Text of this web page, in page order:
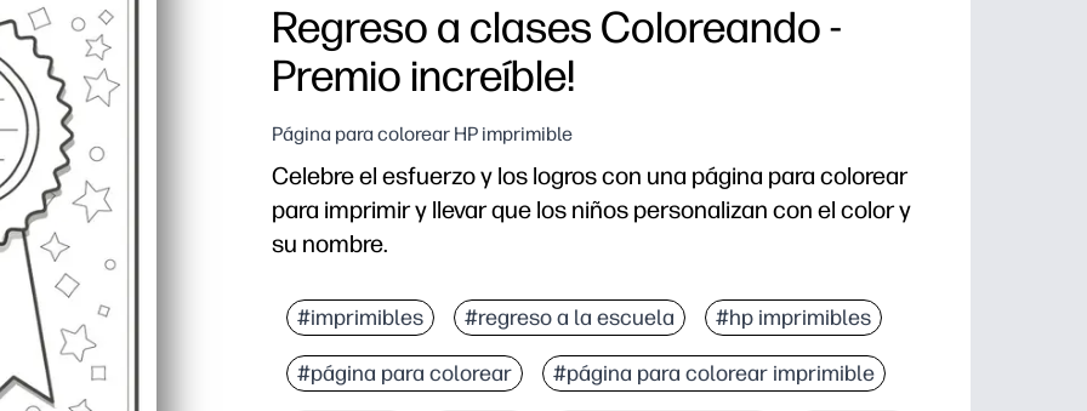
Regreso a clases Coloreando -
Premio increíble!
Página para colorear HP imprimible
Celebre el esfuerzo y los logros con una página para colorear
para imprimir y llevar que los niños personalizan con el color y
su nombre.
Listo en segundos: solo imprimes, desmayas y enciendes sonrisas
Aumenta la motivación: los niños la ganan, la colorean y orgullosamente te
Uso flexible: puede recompensar las ganancias en el aula, las metas de
#imprimibles #regreso a la escuela #hp imprimibles
#página para colorear #página para colorear imprimible